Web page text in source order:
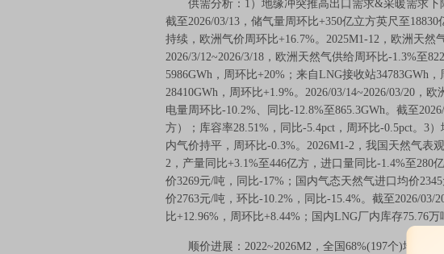
供需分析：1）地缘冲突推高出口需求&采暖需求下
截至2026/03/13，储气量周环比+350亿立方英尺至
持续，欧洲气价周环比+16.7%。2025M1-12，欧洲天然
2026/3/12~2026/3/18，欧洲天然气供给周环比-1.3%至
5986GWh，周环比+20%；来自LNG接收站34783GWh
28410GWh，周环比+1.9%。2026/03/14~2026/03/20，
电量周环比-10.2%、同比-12.8%至865.3GWh。截至
方）；库容率28.51%，同比-5.4pct，周环比-0.5pct。3
内气价持平，周环比-0.3%。2026M1-2，我国天然气表
2，产量同比+3.1%至446亿方，进口量同比-1.4%至280
价3269元/吨，同比-17%；国内气态天然气进口均价
价2763元/吨，环比-10.2%，同比-15.4%。截至2026/03/
比+12.96%，周环比+8.44%；国内LNG厂内库存75.76万
顺价进展：2022~2026M2，全国68%(197个)地级及